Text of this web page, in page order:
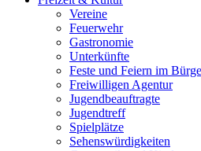
Vereine
Feuerwehr
Gastronomie
Unterkünfte
Feste und Feiern im
Freiwilligen Agentur
Jugendbeauftragte
Jugendtreff
Spielplätze
Sehenswürdigkeiten